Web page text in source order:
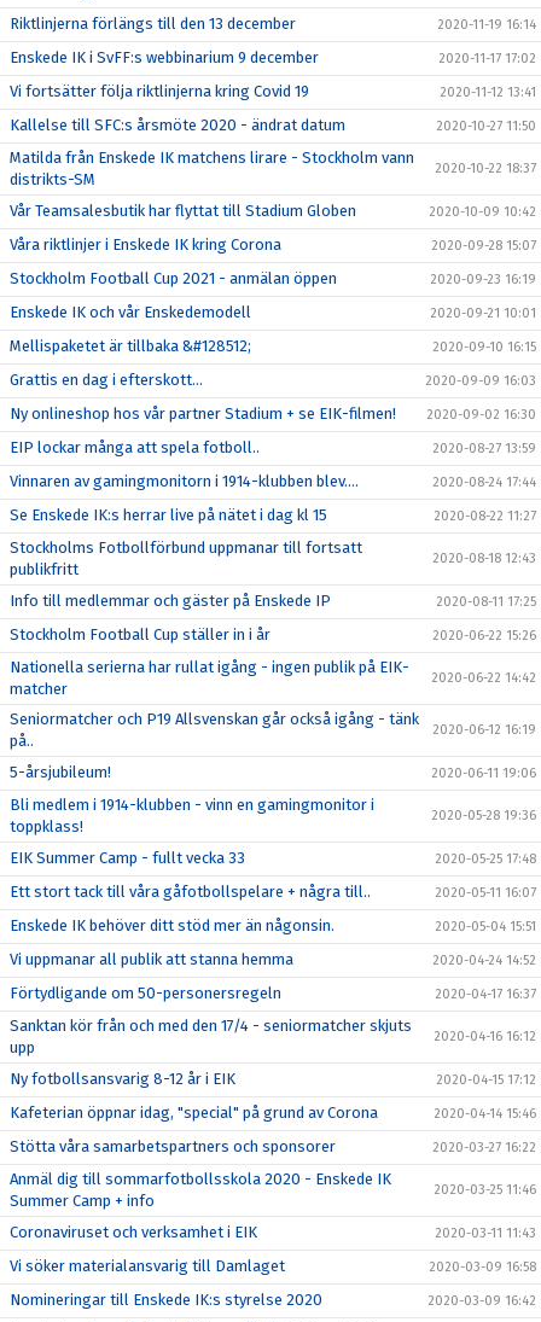
Riktlinjerna förlängs till den 13 december 2020-11-19 16:14
Enskede IK i SvFF:s webbinarium 9 december 2020-11-17 17:02
Vi fortsätter följa riktlinjerna kring Covid 19 2020-11-12 13:41
Kallelse till SFC:s årsmöte 2020 - ändrat datum 2020-10-27 11:50
Matilda från Enskede IK matchens lirare - Stockholm vann
distrikts-SM
2020-10-22 18:37
Vår Teamsalesbutik har flyttat till Stadium Globen 2020-10-09 10:42
Våra riktlinjer i Enskede IK kring Corona 2020-09-28 15:07
Stockholm Football Cup 2021 - anmälan öppen 2020-09-23 16:19
Enskede IK och vår Enskedemodell 2020-09-21 10:01
Mellispaketet är tillbaka &#128512; 2020-09-10 16:15
Grattis en dag i efterskott... 2020-09-09 16:03
Ny onlineshop hos vår partner Stadium + se EIK-filmen! 2020-09-02 16:30
EIP lockar många att spela fotboll.. 2020-08-27 13:59
Vinnaren av gamingmonitorn i 1914-klubben blev.... 2020-08-24 17:44
Se Enskede IK:s herrar live på nätet i dag kl 15 2020-08-22 11:27
Stockholms Fotbollförbund uppmanar till fortsatt
publikfritt
2020-08-18 12:43
Info till medlemmar och gäster på Enskede IP 2020-08-11 17:25
Stockholm Football Cup ställer in i år 2020-06-22 15:26
Nationella serierna har rullat igång - ingen publik på EIK-
matcher
2020-06-22 14:42
Seniormatcher och P19 Allsvenskan går också igång - tänk
på..
2020-06-12 16:19
5-årsjubileum! 2020-06-11 19:06
Bli medlem i 1914-klubben - vinn en gamingmonitor i
toppklass!
2020-05-28 19:36
EIK Summer Camp - fullt vecka 33 2020-05-25 17:48
Ett stort tack till våra gåfotbollspelare + några till.. 2020-05-11 16:07
Enskede IK behöver ditt stöd mer än någonsin. 2020-05-04 15:51
Vi uppmanar all publik att stanna hemma 2020-04-24 14:52
Förtydligande om 50-personersregeln 2020-04-17 16:37
Sanktan kör från och med den 17/4 - seniormatcher skjuts
upp
2020-04-16 16:12
Ny fotbollsansvarig 8-12 år i EIK 2020-04-15 17:12
Kafeterian öppnar idag, "special" på grund av Corona 2020-04-14 15:46
Stötta våra samarbetspartners och sponsorer 2020-03-27 16:22
Anmäl dig till sommarfotbollsskola 2020 - Enskede IK
Summer Camp + info
2020-03-25 11:46
Coronaviruset och verksamhet i EIK 2020-03-11 11:43
Vi söker materialansvarig till Damlaget 2020-03-09 16:58
Nomineringar till Enskede IK:s styrelse 2020 2020-03-09 16:42